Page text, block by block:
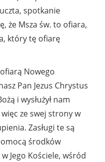
spotkanie
że Msza św. to ofiara,
który tę ofiarę
Nowego
Pan Jezus Chrystus
i wysłużył nam
ze swej strony w
Zasługi te są
środków
Jego Kościele, wśród